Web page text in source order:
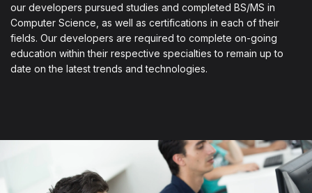
our developers pursued studies and completed BS/MS in
Computer Science, as well as certifications in each of their
fields. Our developers are required to complete on-going
education within their respective specialties to remain up to
date on the latest trends and technologies.